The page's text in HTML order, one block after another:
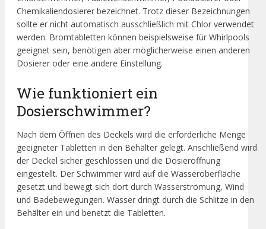
Chemikaliendosierer bezeichnet. Trotz dieser Bezeichnungen
sollte er nicht automatisch ausschließlich mit Chlor verwendet
werden. Bromtabletten können beispielsweise für Whirlpools
geeignet sein, benötigen aber möglicherweise einen anderen
Dosierer oder eine andere Einstellung.
Wie funktioniert ein
Dosierschwimmer?
Nach dem Öffnen des Deckels wird die erforderliche Menge
geeigneter Tabletten in den Behälter gelegt. Anschließend wird
der Deckel sicher geschlossen und die Dosieröffnung
eingestellt. Der Schwimmer wird auf die Wasseroberfläche
gesetzt und bewegt sich dort durch Wasserströmung, Wind
und Badebewegungen. Wasser dringt durch die Schlitze in den
Behälter ein und benetzt die Tabletten.